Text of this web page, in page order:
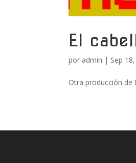
El
por admin | Sep
Otra producción de